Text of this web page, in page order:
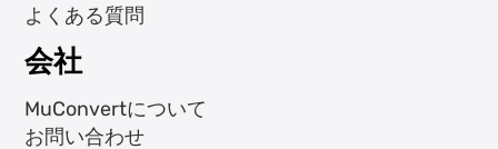
よくある質問
会社
MuConvertについて
お問い合わせ